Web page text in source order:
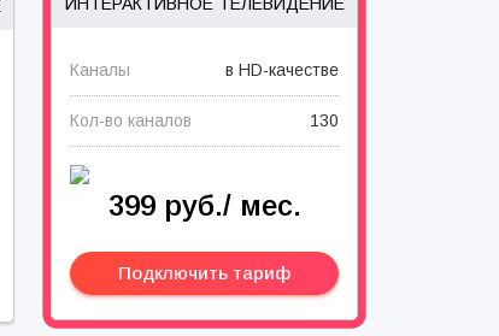
Каналы в HD-качестве
Кол-во каналов 130
399 руб./ мес.
Подключить тариф